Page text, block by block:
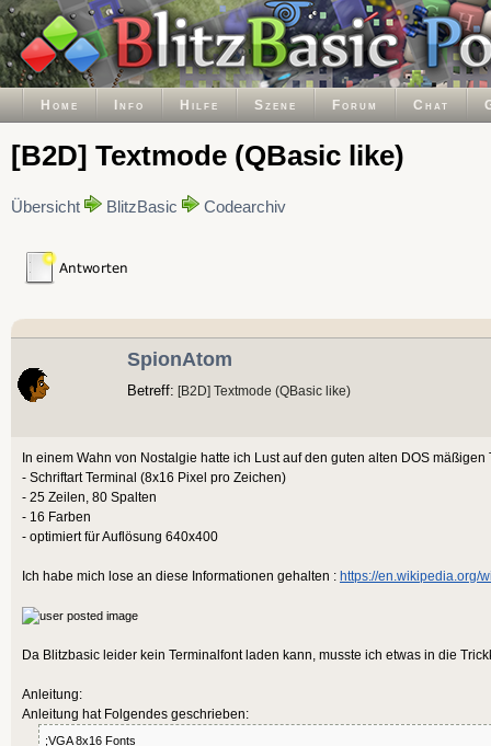
Home Info Hilfe Szene Forum Chat
[B2D] Textmode (QBasic like)
Übersicht BlitzBasic Codearchiv
SpionAtom
Betreff: [B2D] Textmode (QBasic like)
In einem Wahn von Nostalgie hatte ich Lust auf den guten alten DOS mäßigen
- Schriftart Terminal (8x16 Pixel pro Zeichen)
- 25 Zeilen, 80 Spalten
- 16 Farben
- optimiert für Auflösung 640x400
Ich habe mich lose an diese Informationen gehalten : https://en.wikipedia.org/
Da Blitzbasic leider kein Terminalfont laden kann, musste ich etwas in die
Anleitung:
Anleitung hat Folgendes geschrieben:
;VGA 8x16 Fonts